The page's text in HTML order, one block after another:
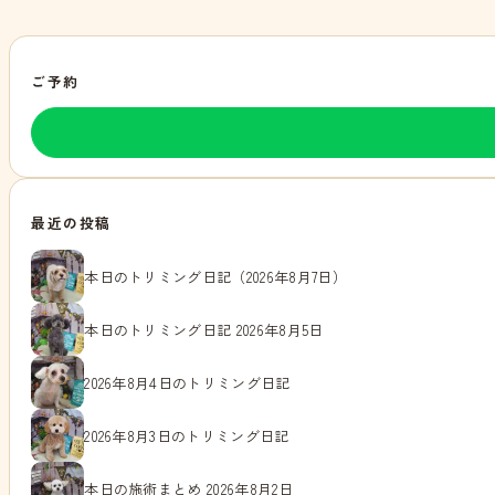
ご予約
最近の投稿
本日のトリミング日記（2026年8月7日）
本日のトリミング日記 2026年8月5日
2026年8月4日のトリミング日記
2026年8月3日のトリミング日記
本日の施術まとめ 2026年8月2日